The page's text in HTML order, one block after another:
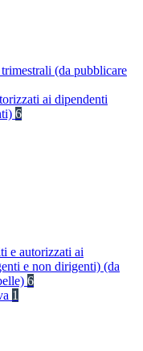
trimestrali (da pubblicare
ai dipendenti
6
e autorizzati ai
e non dirigenti) (da
6
1